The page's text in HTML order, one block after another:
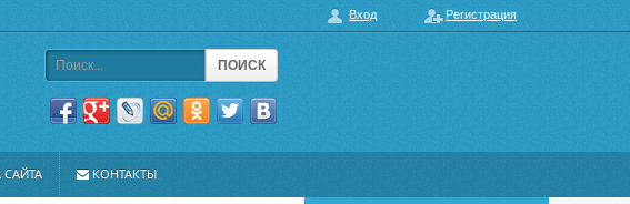
ПОИСК
Вход Регистрация
САЙТА КОНТАКТЫ